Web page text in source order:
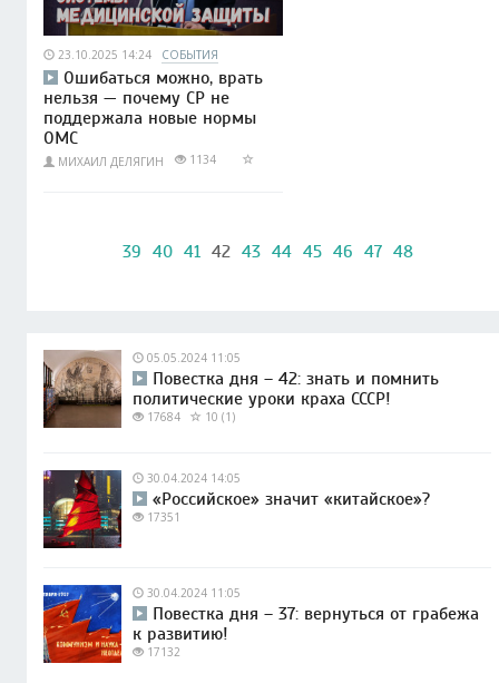
23.10.2025 14:24 СОБЫТИЯ
Ошибаться можно, врать
нельзя — почему СР не
поддержала новые нормы
ОМС
МИХАИЛ ДЕЛЯГИН 1134
39 40 41 42 43 44 45 46 47 48
05.05.2024 11:05
Повестка дня – 42: знать и помнить
политические уроки краха СССР!
17684 10 (1)
30.04.2024 14:05
«Российское» значит «китайское»?
17351
30.04.2024 11:05
Повестка дня – 37: вернуться от грабежа
к развитию!
17132